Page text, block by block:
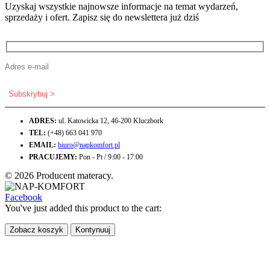
Uzyskaj wszystkie najnowsze informacje na temat wydarzeń,
sprzedaży i ofert. Zapisz się do newslettera już dziś
ADRES: ul. Katowicka 12, 46-200 Kluczbork
TEL: (+48) 663 041 970
EMAIL: biuro@napkomfort.pl
PRACUJEMY: Pon - Pt / 9:00 - 17:00
© 2026 Producent materacy.
Facebook
You've just added this product to the cart:
Zobacz koszyk Kontynuuj